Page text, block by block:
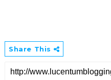
Share This